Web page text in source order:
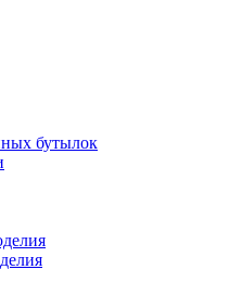
бутылок